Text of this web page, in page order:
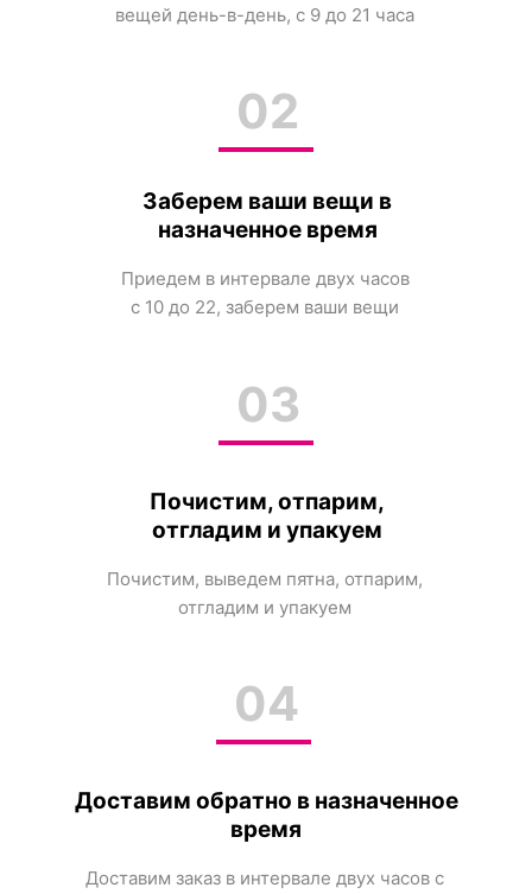
вещей день-в-день, с 9 до 21 часа
02
Заберем ваши вещи в
назначенное время
Приедем в интервале двух часов
с 10 до 22, заберем ваши вещи
03
Почистим, отпарим,
отгладим и упакуем
Почистим, выведем пятна, отпарим,
отгладим и упакуем
04
Доставим обратно в назначенное
время
Доставим заказ в интервале двух часов с
Мы работаем для занятых
людей и для тех, кто знает
цену своим вещам. Закажите
консультацию по услугам.
Доступ к чат боту в Телеграм